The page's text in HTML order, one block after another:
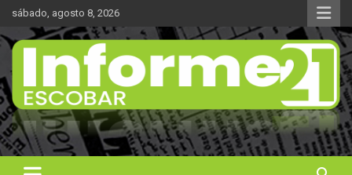
Saltar
contenido
sábado, agosto 8, 2026
Informe 21
Noticas reales